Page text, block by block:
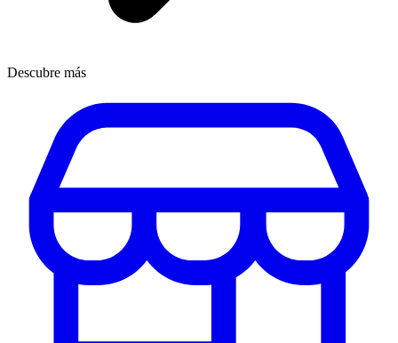
Descubre más